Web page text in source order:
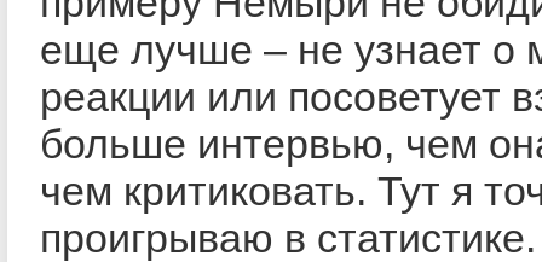
еще лучше – не узнает о
реакции или посоветует
больше интервью, чем
чем критиковать. Тут я
проигрываю в статистике.